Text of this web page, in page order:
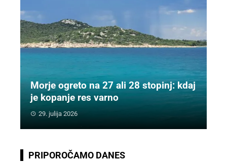
Morje ogreto na 27 ali 28 stopinj: kdaj
je kopanje res varno
29. julija 2026
PRIPOROČAMO DANES